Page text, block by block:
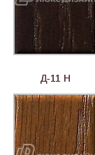
Д-11 Н